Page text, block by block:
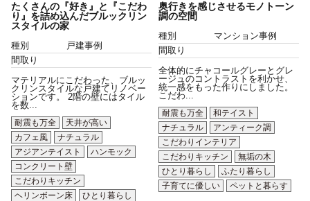
たくさんの『好き』と『こだわ
り』を詰め込んだブルックリン
スタイルの家
種別
戸建事例
間取り
マテリアルにこだわった、ブルッ
クリンスタイルな戸建てリノベー
ションです。 2階の壁にはタイル
を数...
耐震も万全
天井が高い
カフェ風
ナチュラル
アジアンテイスト
ハンモック
コンクリート壁
こだわりキッチン
ヘリンボーン床
ひとり暮らし
奥行きを感じさせるモノトーン
調の空間
種別
マンション事例
間取り
全体的にチャコールグレーとグレ
ージュのコントラストを利かせ、
統一感をもった作りにしました。
こだわ...
耐震も万全
和テイスト
ナチュラル
アンティーク調
こだわりインテリア
こだわりキッチン
無垢の木
ひとり暮らし
ふたり暮らし
子育てに優しい
ペットと暮らす